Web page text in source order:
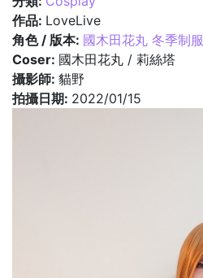
作品: LoveLive
角色 / 版本: 國木田花丸 冬季制服
Coser: 國木田花丸 / 莉絲塔
攝影師: 貓野
拍攝日期: 2022/01/15